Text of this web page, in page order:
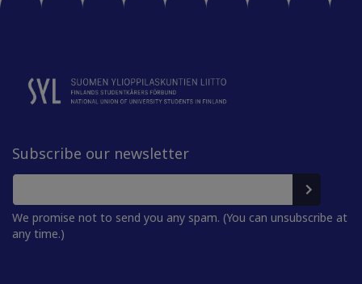
Subscribe our newsletter
We promise not to send you any spam. (You can unsubscribe at
any time.)